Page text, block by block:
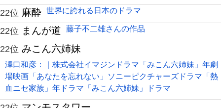
22位 麻酔 世界に誇れる日本のドラマ
22位 まんが道 藤子不二雄さんの作品
22位 みこん六姉妹
澤口和彦：｜株式会社イマジンドラマ「みこん六姉妹」年劇
場映画「あなたを忘れない」ソニーピクチャーズドラマ「熱
血ニセ家族」年ドラマ「みこん六姉妹」ドラマ